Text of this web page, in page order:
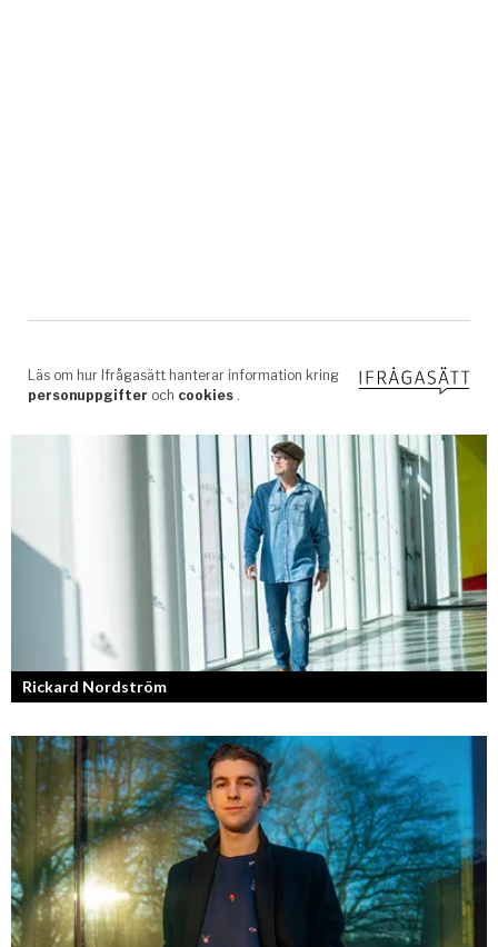
Rickard Nordström
Läraren som omfamnar sociala medier.